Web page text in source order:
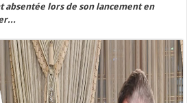
absentée lors de son lancement en